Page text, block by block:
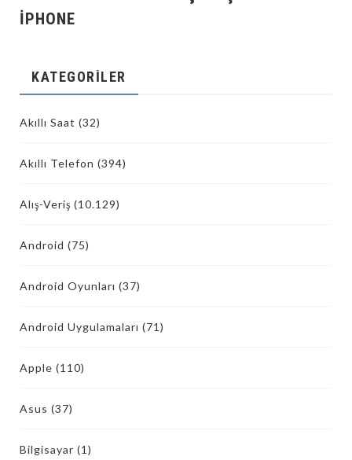
İPHONE
KATEGORILER
Akıllı Saat (32)
Akıllı Telefon (394)
Alış-Veriş (10.129)
Android (75)
Android Oyunları (37)
Android Uygulamaları (71)
Apple (110)
Asus (37)
Bilgisayar (1)